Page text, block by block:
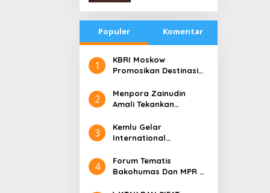
Populer Komentar
1
​KBRI Moskow
Promosikan Destinasi
Bali’
2
​Menpora Zainudin
Amali Tekankan
untuk DBON
3
​Kemlu Gelar
International
Diplomacy (ICDD)
4
Forum Tematis
Bakohumas Dan MPR RI